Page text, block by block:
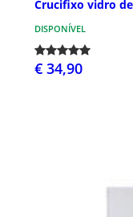
Crucifixo vidro
DISPONÍVEL
€ 34,90